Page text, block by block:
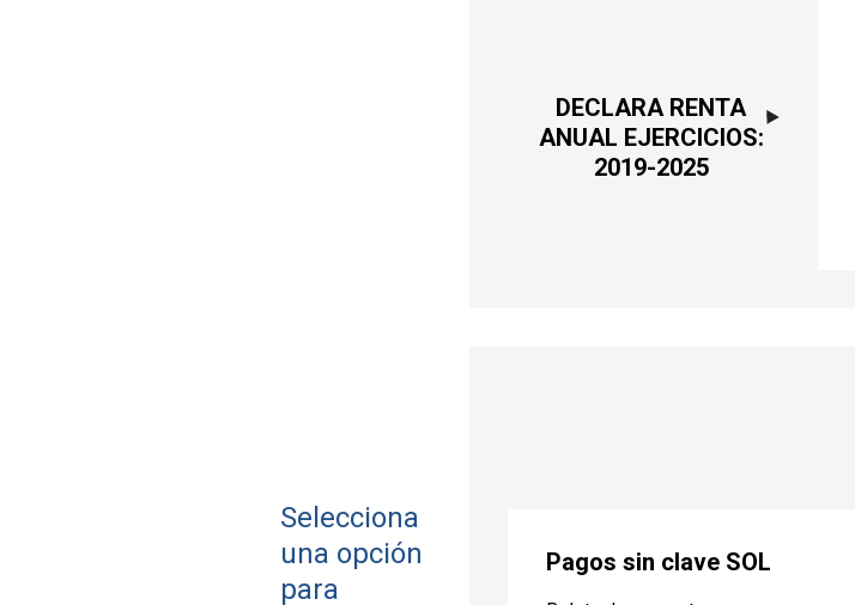
DECLARA RENTA
ANUAL EJERCICIOS:
2019-2025
Selecciona
una opción
para
Pagos sin clave SOL